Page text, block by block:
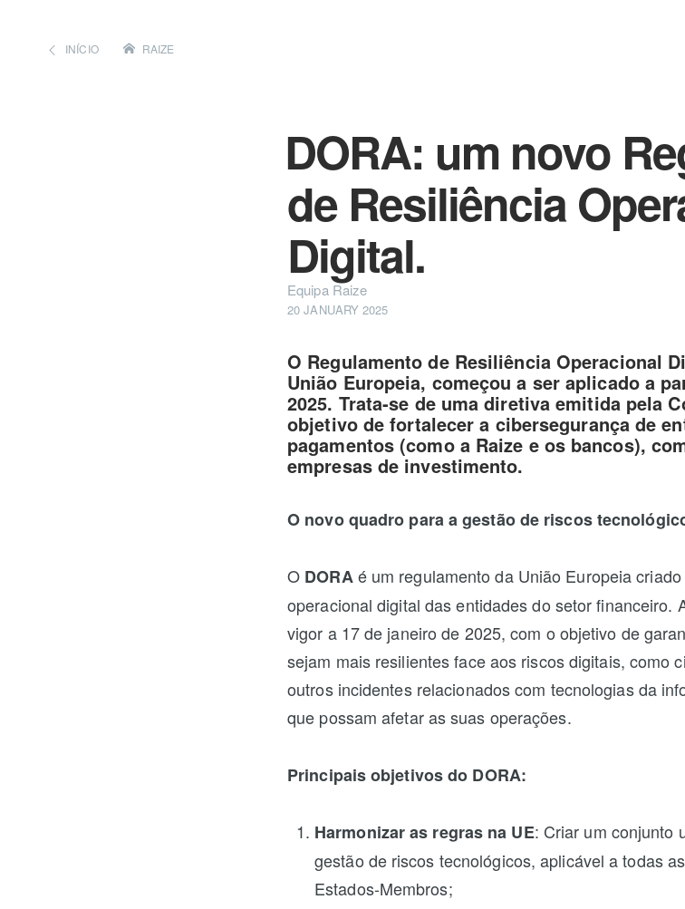
INÍCIO RAIZE
DORA: um novo
de Resiliência
Digital.
Equipa Raize
20 JANUARY 2025
O Regulamento de Resiliência Operacional
União Europeia, começou a ser aplicado a
2025. Trata-se de uma diretiva emitida pela
objetivo de fortalecer a cibersegurança de
pagamentos (como a Raize e os bancos),
empresas de investimento.
O novo quadro para a gestão de riscos
O DORAé um regulamento da União Europeia
operacional digital das entidades do setor financeiro.
vigor a 17 de janeiro de 2025, com o objetivo de
sejam mais resilientes face aos riscos digitais, como
outros incidentes relacionados com tecnologias da
que possam afetar as suas operações.
Principais objetivos do DORA:
Harmonizar as regras na UE: Criar um conjunto
gestão de riscos tecnológicos, aplicável a todas
Estados-Membros;